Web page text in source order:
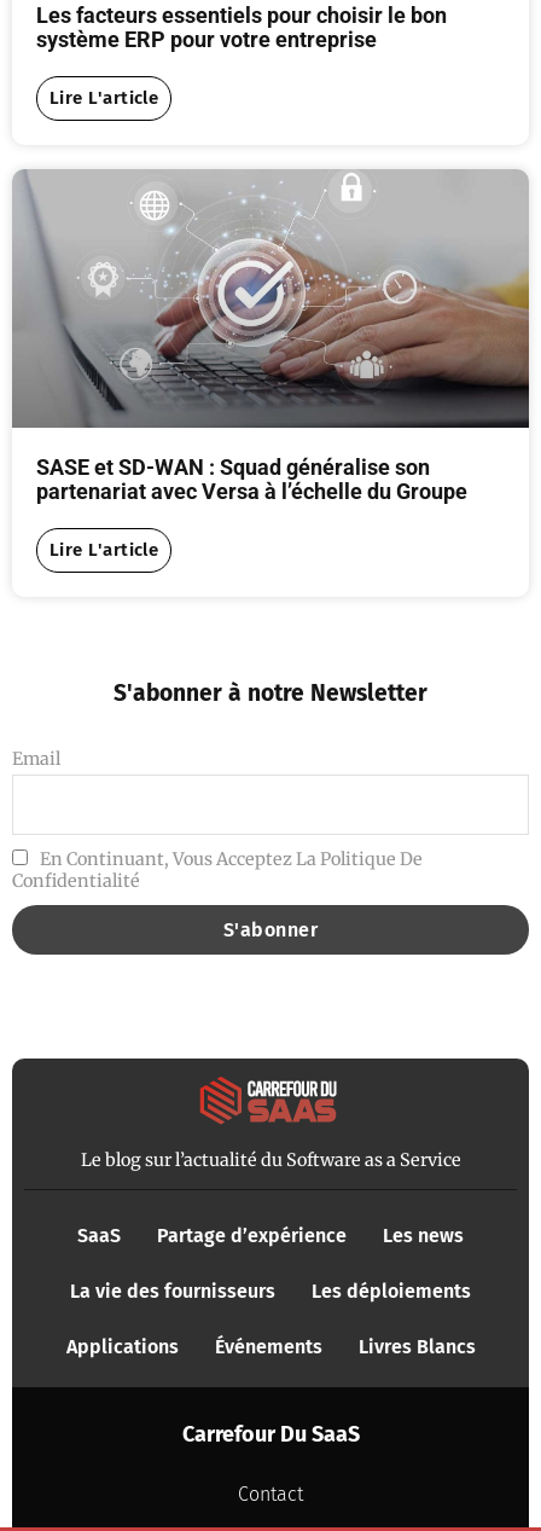
Les facteurs essentiels pour choisir le bon
système ERP pour votre entreprise
Lire L'article
SASE et SD-WAN : Squad généralise son
partenariat avec Versa à l’échelle du Groupe
Lire L'article
S'abonner à notre Newsletter
Email
En Continuant, Vous Acceptez La Politique De
Confidentialité
Le blog sur l’actualité du Software as a Service
SaaS Partage d’expérience Les news
La vie des fournisseurs Les déploiements
Applications Événements Livres Blancs
Carrefour Du SaaS
Contact